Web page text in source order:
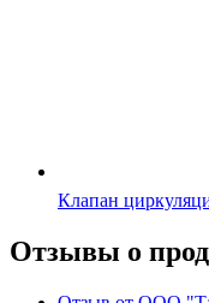
Клапан
Отзывы о